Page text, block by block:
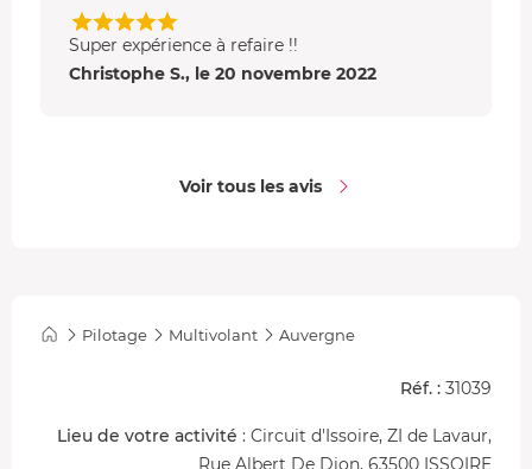
Super expérience à refaire !!
Christophe S., le 20 novembre 2022
Voir tous les avis
Pilotage Multivolant Auvergne
Réf. : 31039
Lieu de votre activité : Circuit d'Issoire, ZI de Lavaur,
Rue Albert De Dion, 63500 ISSOIRE